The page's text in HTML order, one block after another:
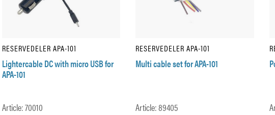
RESERVEDELER APA-101
Lightercable DC with micro USB for
APA-101
Article: 70010
RESERVEDELER APA-101
Multi cable set for APA-101
Article: 89405